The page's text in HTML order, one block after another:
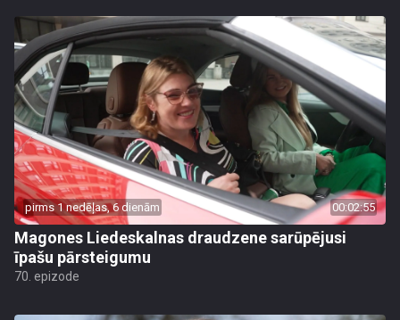
pirms 1 nedēļas, 6 dienām 00:02:55
Magones Liedeskalnas draudzene sarūpējusi
īpašu pārsteigumu
70. epizode